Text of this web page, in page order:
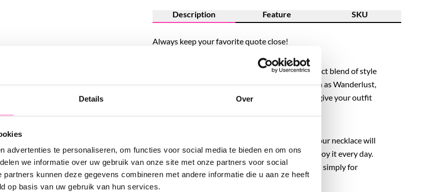
Details Over
advertenties te personaliseren, om functies voor social media te bieden en om ons
we informatie over uw gebruik van onze site met onze partners voor social
kunnen deze gegevens combineren met andere informatie die u aan ze heeft
op basis van uw gebruik van hun services.
Description Feature SKU
Always keep your favorite quote close!
Our stainless steel quote necklaces are the perfect blend of style
and meaning. Choose a word that suits you, such as Wanderlust,
Dreamer, Love, XOXO, Sunkissed, or Rebel, and give your outfit
Thanks to the durable stainless steel material, your necklace will
stay beautiful for a long time, allowing you to enjoy it every day.
It is also a great gift for a friend, sister, mother, or simply for
yourself.